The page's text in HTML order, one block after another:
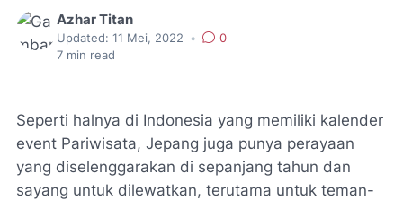
Azhar Titan
Updated: 11 Mei, 2022 •
0
7 min read
Seperti halnya di Indonesia yang memiliki kalender
event Pariwisata, Jepang juga punya perayaan
yang diselenggarakan di sepanjang tahun dan
sayang untuk dilewatkan, terutama untuk teman-